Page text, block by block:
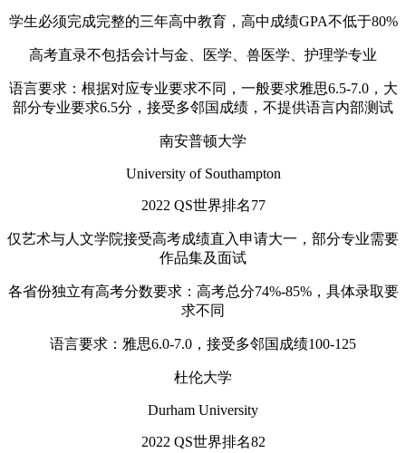
学生必须完成完整的三年高中教育，高中成绩GPA不低于80%
高考直录不包括会计与金、医学、兽医学、护理学专业
语言要求：根据对应专业要求不同，一般要求雅思6.5-7.0，大
部分专业要求6.5分，接受多邻国成绩，不提供语言内部测试
南安普顿大学
University of Southampton
2022 QS世界排名77
仅艺术与人文学院接受高考成绩直入申请大一，部分专业需要
作品集及面试
各省份独立有高考分数要求：高考总分74%-85%，具体录取要
求不同
语言要求：雅思6.0-7.0，接受多邻国成绩100-125
杜伦大学
Durham University
2022 QS世界排名82